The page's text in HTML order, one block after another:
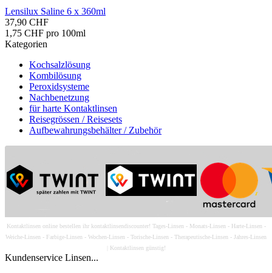
Len­si­lux Sa­li­ne 6 x 360ml
37,90 CHF
1,75 CHF pro 100ml
Kategorien
Kochsalzlösung
Kombilösung
Peroxidsysteme
Nachbenetzung
für harte Kontaktlinsen
Reisegrössen / Reisesets
Aufbewahrungsbehälter / Zubehör
Kontaktlinsen online bestellen ihr kontaktlinsendiscounter! Tages-Linsen - Monats-Linsen - Harte-Linsen -
Weiche-Linsen - Farbige-Linsen - Wochen-Linsen - Torische-Linsen - Therapeutische-Linsen - Jahres-Linsen
| Kontaktlinsen günstig!
Kundenservice Linsen...